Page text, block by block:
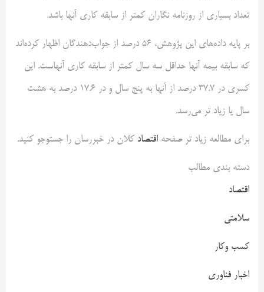
تعداد بسیاری از روزنامه نگاران کمتر از سابقه کاری آنها باشد.
بر پایه داده‌های این پژوهش، 56 درصد از جواب‌دهندگان اظهار کرده‌اند
که سابقه بیمه آنها حداقل سه سال کمتر از سابقه کاری آنهاست. این
کسری در ۳۷.۷ درصد از آنها به پنج سال و در ۱۷.۶ درصد به هشت
سال یا زیاد تر می‌رسد.
برای مطالعه زیاد تر صفحه اقتصاد کلان در خبررسان را جستوجو کنید.
دسته بندی مطالب
اقتصاد
سلامتی
کسب وکار
اخبار فناوری